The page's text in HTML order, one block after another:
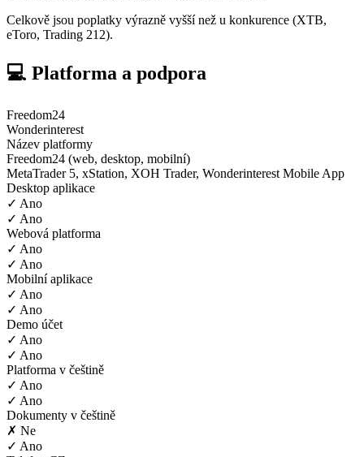
Celkově jsou poplatky výrazně vyšší než u konkurence (XTB,
eToro, Trading 212).
💻 Platforma a podpora
Freedom24
Wonderinterest
Název platformy
Freedom24 (web, desktop, mobilní)
MetaTrader 5, xStation, XOH Trader, Wonderinterest Mobile App
Desktop aplikace
✓ Ano
✓ Ano
Webová platforma
✓ Ano
✓ Ano
Mobilní aplikace
✓ Ano
✓ Ano
Demo účet
✓ Ano
✓ Ano
Platforma v češtině
✓ Ano
✓ Ano
Dokumenty v češtině
✗ Ne
✓ Ano